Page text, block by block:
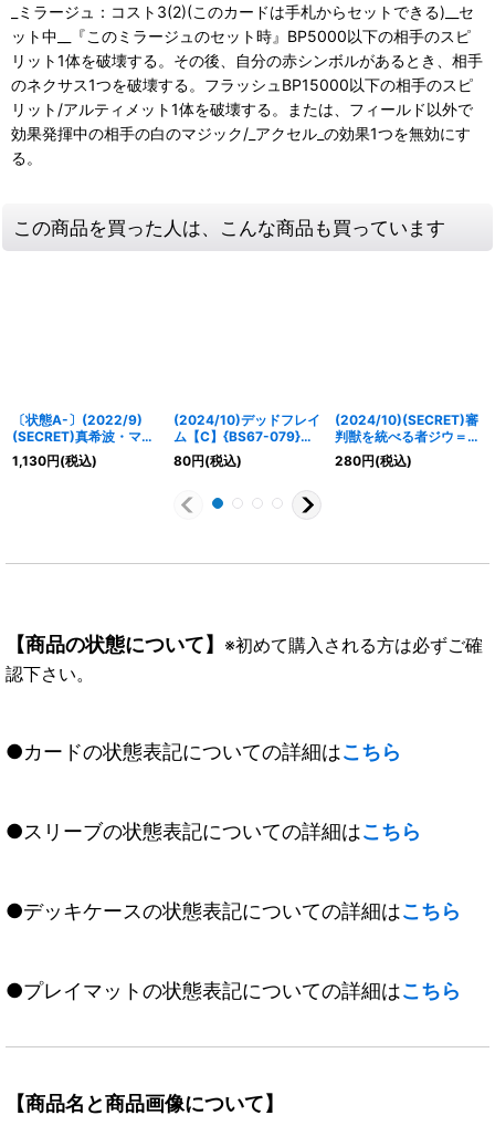
_ミラージュ：コスト3(2)(このカードは手札からセットできる)__セ
ット中__『このミラージュのセット時』BP5000以下の相手のスピ
リット1体を破壊する。その後、自分の赤シンボルがあるとき、相手
のネクサス1つを破壊する。フラッシュBP15000以下の相手のスピ
リット/アルティメット1体を破壊する。または、フィールド以外で
効果発揮中の相手の白のマジック/_アクセル_の効果1つを無効にす
る。
この商品を買った人は、こんな商品も買っています
〔状態A-〕(2022/9)
(SECRET)真希波・マ
リ・イラストリアス-
深々度ダイブ用耐圧試作
1,130円(税込)
(2024/10)デッドフレイ
ム【C】{BS67-079}
《赤》
80円(税込)
(2024/10)(SECRET)審
判獣を統べる者ジウ＝ス
トラ【X-SEC】{BS67-
X01}《赤》
280円(税込)
【商品の状態について】 ※初めて購入される方は必ずご確
認下さい。
●カードの状態表記についての詳細はこちら
●スリーブの状態表記についての詳細はこちら
●デッキケースの状態表記についての詳細はこちら
●プレイマットの状態表記についての詳細はこちら
【商品名と商品画像について】